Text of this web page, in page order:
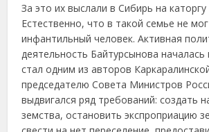
За это их выслали в Сибирь на каторгу
Естественно, что в такой семье не
инфантильный человек. Активная
деятельность Байтурсынова началась
стал одним из авторов
председателю Совета Министров
выдвигался ряд требований: создать
земства, остановить экспроприацию